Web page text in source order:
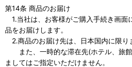
第14条 商品のお届け
1.当社は、お客様がご購入手続き画面
品をお届けします。
2.商品のお届け先は、日本国内に限り
また、一時的な滞在先(ホテル、旅館
ましてはご指定いただけません。